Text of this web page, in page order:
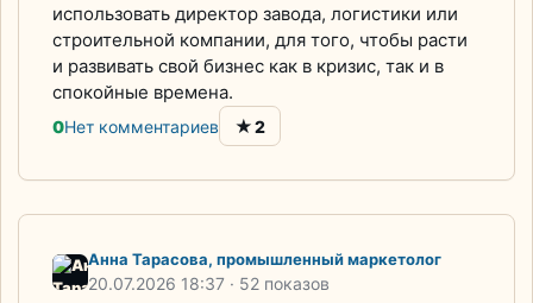
использовать директор завода, логистики или
строительной компании, для того, чтобы расти
и развивать свой бизнес как в кризис, так и в
спокойные времена.
0Нет комментариев ★2
Анна Тарасова, промышленный маркетолог
20.07.2026 18:37 · 52 показов